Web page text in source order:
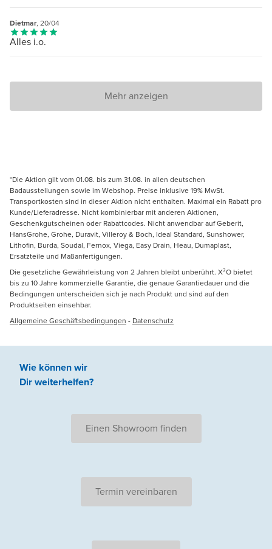
Dietmar, 20/04
Alles i.o.
Mehr anzeigen
*Die Aktion gilt vom 01.08. bis zum 31.08. in allen deutschen
Badausstellungen sowie im Webshop. Preise inklusive 19% MwSt.
Transportkosten sind in dieser Aktion nicht enthalten. Maximal ein Rabatt pro
Kunde/Lieferadresse. Nicht kombinierbar mit anderen Aktionen,
Geschenkgutscheinen oder Rabattcodes. Nicht anwendbar auf Geberit,
HansGrohe, Grohe, Duravit, Villeroy & Boch, Ideal Standard, Sunshower,
Lithofin, Burda, Soudal, Fernox, Viega, Easy Drain, Heau, Dumaplast,
Ersatzteile und Maßanfertigungen.
Die gesetzliche Gewährleistung von 2 Jahren bleibt unberührt. X²O bietet
bis zu 10 Jahre kommerzielle Garantie, die genaue Garantiedauer und die
Bedingungen unterscheiden sich je nach Produkt und sind auf den
Produktseiten einsehbar.
Allgemeine Geschäftsbedingungen - Datenschutz
Wie können wir
Dir weiterhelfen?
Einen Showroom finden
Termin vereinbaren